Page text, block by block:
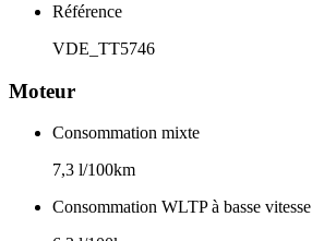
Référence
VDE_TT5746
Moteur
Consommation mixte
7,3 l/100km
Consommation WLTP à basse vitesse